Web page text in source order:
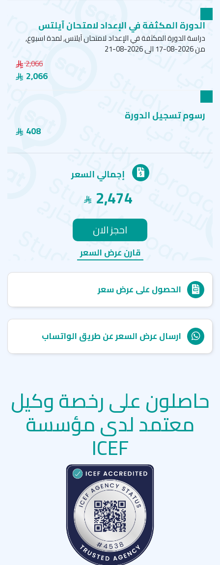
الدورة المكثفة في الإعداد لامتحان آيلتس
دراسة الدورة المكثفة في الإعداد لامتحان آيلتس, لمدة اسبوع,
من 2026-08-17 الى 2026-08-21
2,066
2,066
رسوم تسجيل الدورة
408
إجمالي السعر
2,474
احجز الان
قارن عرض السعر
الحصول على عرض سعر
ارسال عرض السعر عن طريق الواتساب
حاصلون على رخصة وكيل
معتمد لدى مؤسسة
ICEF